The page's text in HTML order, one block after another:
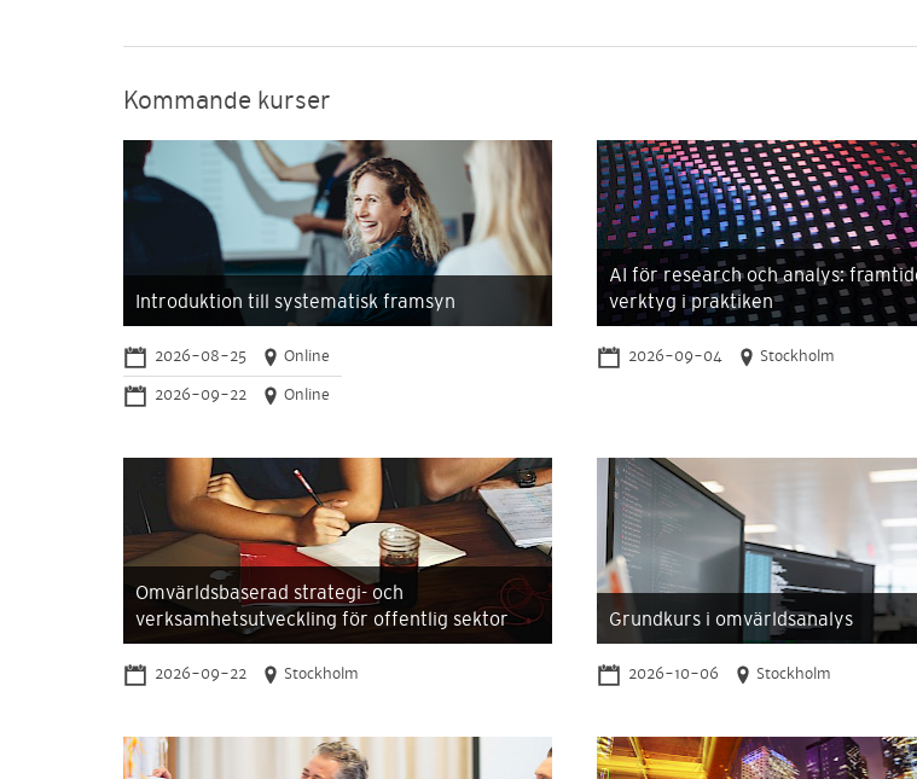
Kommande kurser
Introduktion till systematisk framsyn
2026-08-25
Online
2026-09-22
Online
AI för research och analys:
verktyg i praktiken
2026-09-04 Stockholm
Omvärldsbaserad strategi- och
verksamhetsutveckling för offentlig sektor
2026-09-22 Stockholm
Grundkurs i omvärldsanalys
2026-10-06 Stockholm